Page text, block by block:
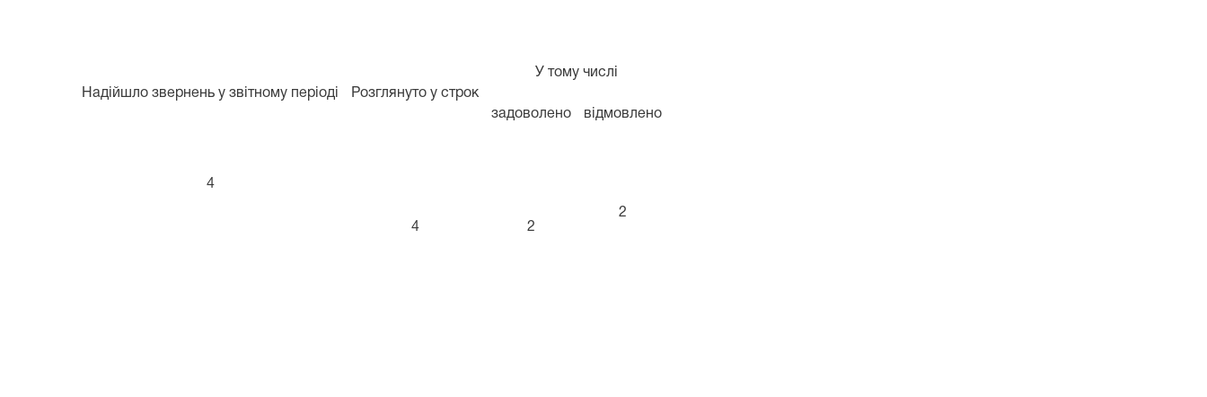
Надійшло звернень у звітному періоді Розглянуто у строк
У тому числі
задоволено відмовлено
4
4 2
2